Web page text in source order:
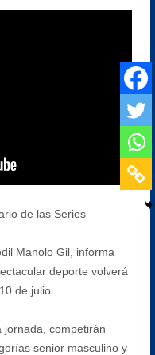
de las Series
Manolo Gil, informa
deporte volverá
de julio.
jornada, competirán
senior masculino y